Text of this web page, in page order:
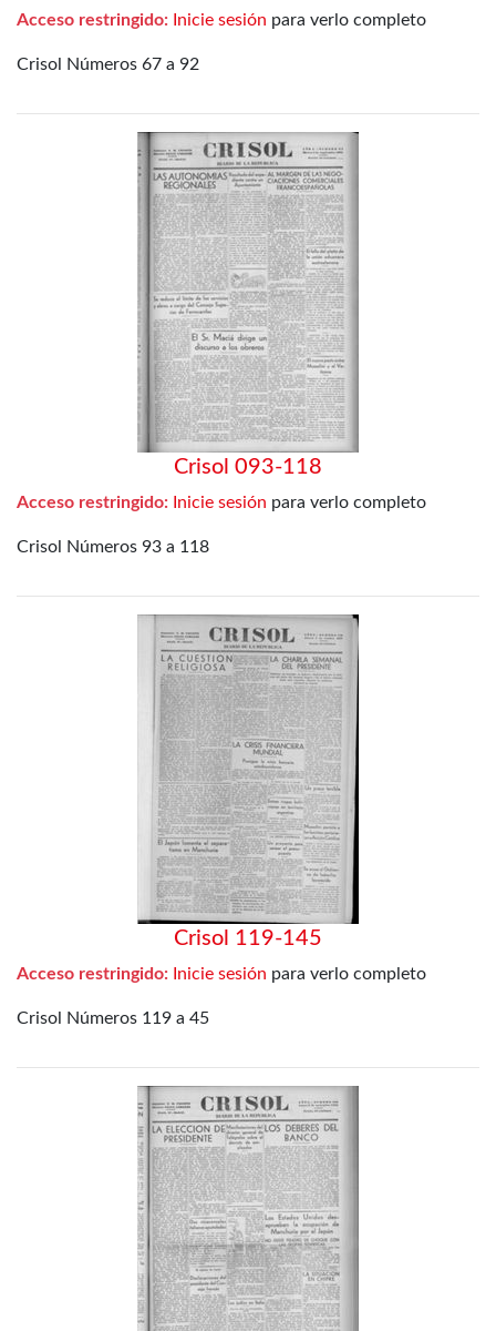
Acceso restringido: Inicie sesión para verlo completo
Crisol Números 67 a 92
Crisol 093-118
Acceso restringido: Inicie sesión para verlo completo
Crisol Números 93 a 118
Crisol 119-145
Acceso restringido: Inicie sesión para verlo completo
Crisol Números 119 a 45